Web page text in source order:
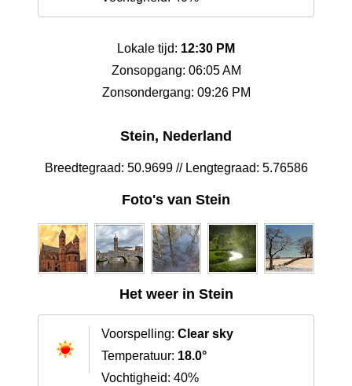
Lokale tijd: 12:30 PM
Zonsopgang: 06:05 AM
Zonsondergang: 09:26 PM
Stein, Nederland
Breedtegraad: 50.9699 // Lengtegraad: 5.76586
Foto's van Stein
Het weer in Stein
Voorspelling: Clear sky
Temperatuur: 18.0°
Vochtigheid: 40%